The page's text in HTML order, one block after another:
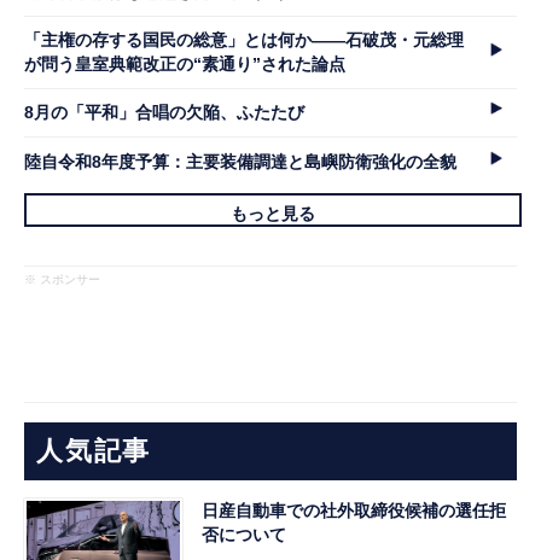
「主権の存する国民の総意」とは何か――石破茂・元総理
が問う皇室典範改正の“素通り”された論点
8月の「平和」合唱の欠陥、ふたたび
陸自令和8年度予算：主要装備調達と島嶼防衛強化の全貌
もっと見る
※ スポンサー
人気記事
日産自動車での社外取締役候補の選任拒
否について